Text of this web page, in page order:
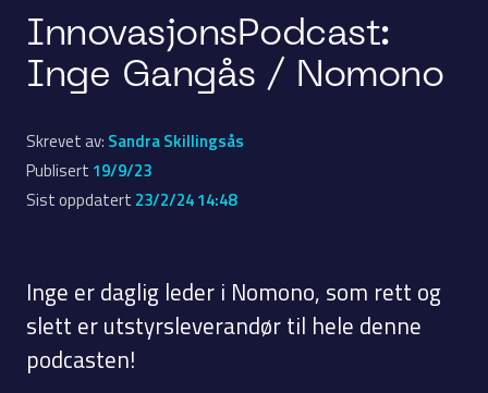
InnovasjonsPodcast:
Inge Gangås / Nomono
Skrevet av: Sandra Skillingsås
Publisert 19/9/23
Sist oppdatert 23/2/24 14:48
Inge er daglig leder i Nomono, som rett og
slett er utstyrsleverandør til hele denne
podcasten!